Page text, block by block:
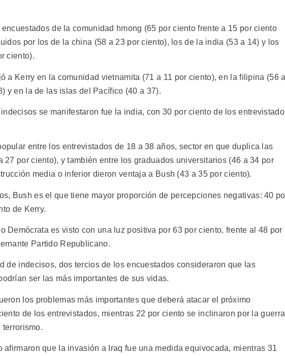
de la comunidad hmong (65 por ciento frente a 15 por ciento
por los de la china (58 a 23 por ciento), los de la india (53 a 14) y los
ciento).
a Kerry en la comunidad vietnamita (71 a 11 por ciento), en la filipina (56
y en la de las islas del Pacífico (40 a 37).
se manifestaron fue la india, con 30 por ciento de los
entre los entrevistados de 18 a 38 años, sector en que duplica las
27 por ciento), y también entre los graduados universitarios (46 a 34 por
media o inferior dieron ventaja a Bush (43 a 35 por ciento).
Bush es el que tiene mayor proporción de percepciones negativas: 40
de Kerry.
Demócrata es visto con una luz positiva por 63 por ciento, frente al 48 por
Partido Republicano.
de indecisos, dos tercios de los encuestados consideraron que las
ser las más importantes de sus vidas.
los problemas más importantes que deberá atacar el próximo
de los entrevistados, mientras 22 por ciento se inclinaron por la guerra
terrorismo.
afirmaron que la invasión a Iraq fue una medida equivocada, mientras 31